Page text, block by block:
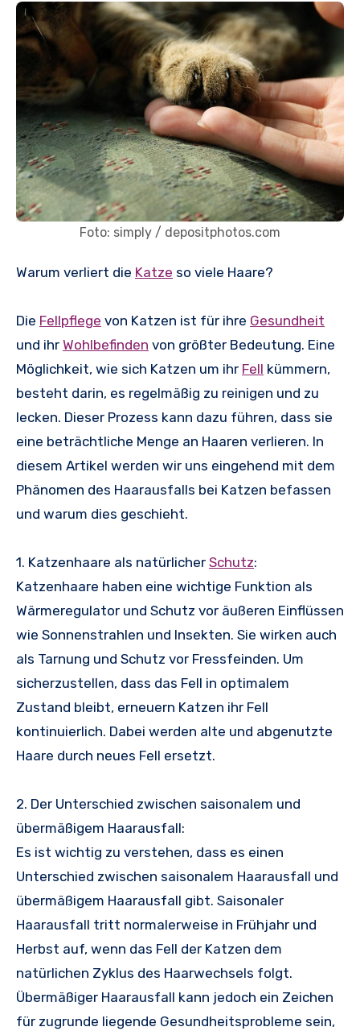
Foto: simply / depositphotos.com
Warum verliert die Katze so viele Haare?
Die Fellpflege von Katzen ist für ihre Gesundheit
und ihr Wohlbefinden von größter Bedeutung. Eine
Möglichkeit, wie sich Katzen um ihr Fell kümmern,
besteht darin, es regelmäßig zu reinigen und zu
lecken. Dieser Prozess kann dazu führen, dass sie
eine beträchtliche Menge an Haaren verlieren. In
diesem Artikel werden wir uns eingehend mit dem
Phänomen des Haarausfalls bei Katzen befassen
und warum dies geschieht.
1. Katzenhaare als natürlicher Schutz:
Katzenhaare haben eine wichtige Funktion als
Wärmeregulator und Schutz vor äußeren Einflüssen
wie Sonnenstrahlen und Insekten. Sie wirken auch
als Tarnung und Schutz vor Fressfeinden. Um
sicherzustellen, dass das Fell in optimalem
Zustand bleibt, erneuern Katzen ihr Fell
kontinuierlich. Dabei werden alte und abgenutzte
Haare durch neues Fell ersetzt.
2. Der Unterschied zwischen saisonalem und
übermäßigem Haarausfall:
Es ist wichtig zu verstehen, dass es einen
Unterschied zwischen saisonalem Haarausfall und
übermäßigem Haarausfall gibt. Saisonaler
Haarausfall tritt normalerweise in Frühjahr und
Herbst auf, wenn das Fell der Katzen dem
natürlichen Zyklus des Haarwechsels folgt.
Übermäßiger Haarausfall kann jedoch ein Zeichen
für zugrunde liegende Gesundheitsprobleme sein,